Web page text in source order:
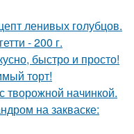
ленивых голубцов.
- 200 г.
быстро и просто!
торт!
творожной начинкой.
на закваске: